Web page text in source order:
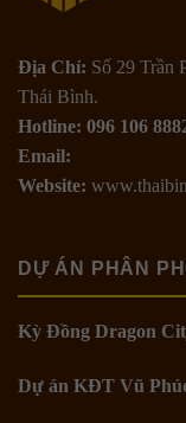
Địa Chỉ: Số 29 Trần
Thái Bình.
Hotline: 096 106
Email:
Website:
DỰ ÁN PHÂN
Kỳ Đồng Dragon
Dự án KĐT Vũ